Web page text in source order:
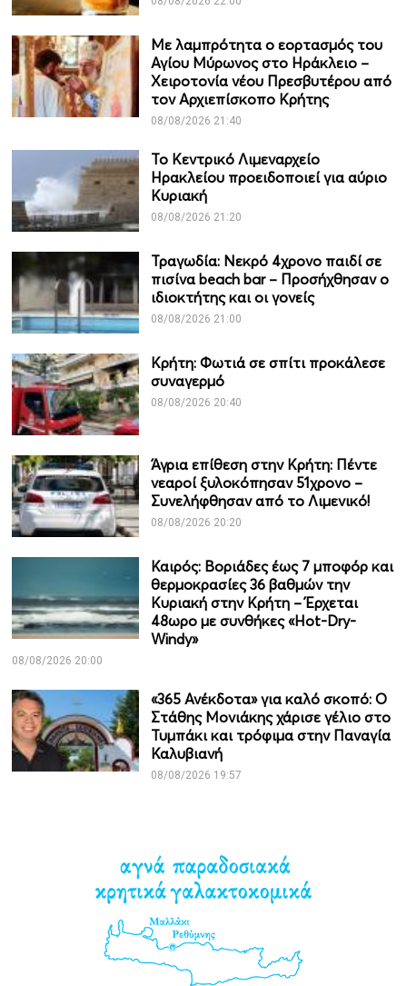
Με λαμπρότητα ο εορτασμός του
Αγίου Μύρωνος στο Ηράκλειο –
Χειροτονία νέου Πρεσβυτέρου από
τον Αρχιεπίσκοπο Κρήτης
08/08/2026 21:40
Το Κεντρικό Λιμεναρχείο
Ηρακλείου προειδοποιεί για αύριο
Κυριακή
08/08/2026 21:20
Τραγωδία: Νεκρό 4χρονο παιδί σε
πισίνα beach bar – Προσήχθησαν ο
ιδιοκτήτης και οι γονείς
08/08/2026 21:00
Κρήτη: Φωτιά σε σπίτι προκάλεσε
συναγερμό
08/08/2026 20:40
Άγρια επίθεση στην Κρήτη: Πέντε
νεαροί ξυλοκόπησαν 51χρονο –
Συνελήφθησαν από το Λιμενικό!
08/08/2026 20:20
Καιρός: Βοριάδες έως 7 μποφόρ και
θερμοκρασίες 36 βαθμών την
Κυριακή στην Κρήτη – Έρχεται
48ωρο με συνθήκες «Hot-Dry-
Windy»
08/08/2026 20:00
«365 Ανέκδοτα» για καλό σκοπό: Ο
Στάθης Μονιάκης χάρισε γέλιο στο
Τυμπάκι και τρόφιμα στην Παναγία
Καλυβιανή
08/08/2026 19:57